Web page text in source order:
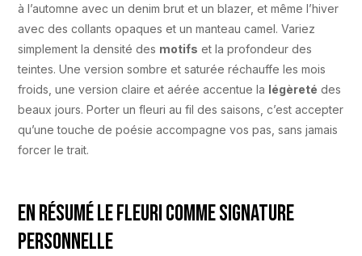
à l’automne avec un denim brut et un blazer, et même l’hiver
avec des collants opaques et un manteau camel. Variez
simplement la densité des motifs et la profondeur des
teintes. Une version sombre et saturée réchauffe les mois
froids, une version claire et aérée accentue la légèreté des
beaux jours. Porter un fleuri au fil des saisons, c’est accepter
qu’une touche de poésie accompagne vos pas, sans jamais
forcer le trait.
En résumé le fleuri comme signature
personnelle